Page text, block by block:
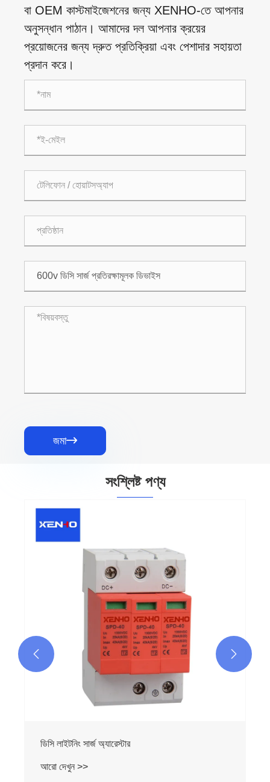
বা OEM কাস্টমাইজেশনের জন্য XENHO-তে আপনার
অনুসন্ধান পাঠান। আমাদের দল আপনার ক্রয়ের
প্রয়োজনের জন্য দ্রুত প্রতিক্রিয়া এবং পেশাদার সহায়তা
প্রদান করে।
জমা
সংশ্লিষ্ট পণ্য
ডিসি লাইটনিং সার্জ অ্যারেস্টার
আরো দেখুন >>
 